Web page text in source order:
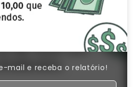
mail e receba o relatório!